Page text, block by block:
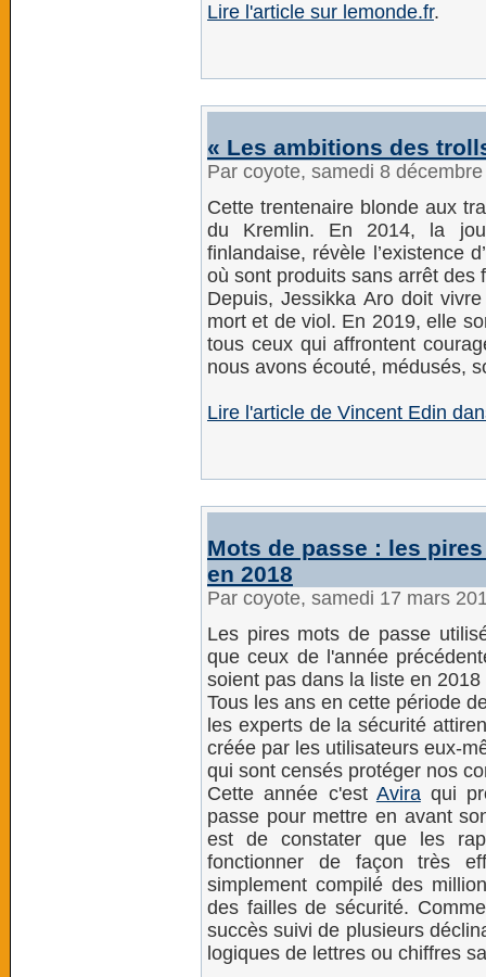
Lire l'article sur lemonde.fr.
« Les ambitions des
Par coyote, samedi 8
Cette trentenaire blonde aux
du Kremlin. En 2014, la
finlandaise, révèle l’existence
où sont produits sans arrêt des
Depuis, Jessikka Aro doit
mort et de viol. En 2019, elle
tous ceux qui affrontent
nous avons écouté, médusés,
Lire l'article de Vincent Edin
Mots de passe : les
en 2018
Par coyote, samedi 17 mars
Les pires mots de passe
que ceux de l'année
soient pas dans la liste en 2018
Tous les ans en cette période
les experts de la sécurité
créée par les utilisateurs eux-
qui sont censés protéger nos
Cette année c'est Aviraqui
passe pour mettre en avant
est de constater que les
fonctionner de façon très
simplement compilé des
des failles de sécurité.
succès suivi de plusieurs
logiques de lettres ou chiffres